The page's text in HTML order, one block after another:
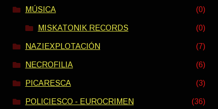
MÚSICA (0)
MISKATONIK RECORDS (0)
NAZIEXPLOTACIÓN (7)
NECROFILIA (6)
PICARESCA (3)
POLICIESCO - EUROCRIMEN (36)